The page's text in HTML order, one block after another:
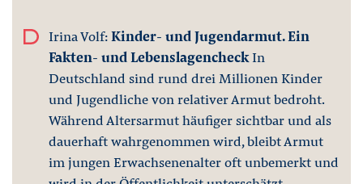
Irina Volf:Kinder- und Jugendarmut. Ein
Fakten- und LebenslagencheckIn
Deutschland sind rund drei Millionen Kinder
und Jugendliche von relativer Armut bedroht.
Während Altersarmut häufiger sichtbar und als
dauerhaft wahrgenommen wird, bleibt Armut
im jungen Erwachsenenalter oft unbemerkt und